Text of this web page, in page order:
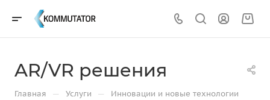
AR/VR решения
Главная — Услуги — Инновации и новые технологии